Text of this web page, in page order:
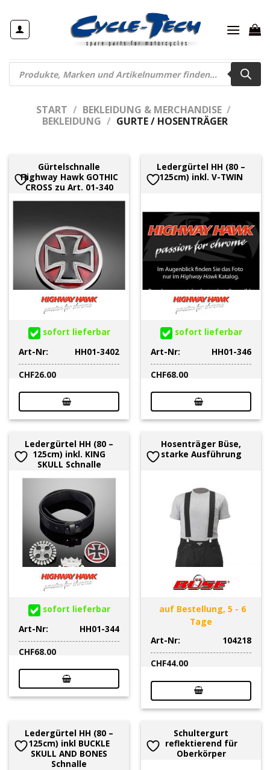
Inhalt
springen
Products
search
START / BEKLEIDUNG & MERCHANDISE /
BEKLEIDUNG / GURTE / HOSENTRÄGER
Gürtelschnalle
Highway Hawk GOTHIC
CROSS zu Art. 01-340
sofort lieferbar
Art-Nr:
HH01-3402
CHF26.00
Ledergürtel HH (80 –
125cm) inkl. V-TWIN
sofort lieferbar
Art-Nr:
HH01-346
CHF68.00
Ledergürtel HH (80 –
125cm) inkl. KING
SKULL Schnalle
sofort lieferbar
Art-Nr:
HH01-344
CHF68.00
Hosenträger Büse,
starke Ausführung
auf Bestellung, 5 - 6
Tage
Art-Nr:
104218
CHF44.00
Ledergürtel HH (80 –
125cm) inkl BUCKLE
SKULL AND BONES
Schnalle
Schultergurt
reflektierend für
Oberkörper